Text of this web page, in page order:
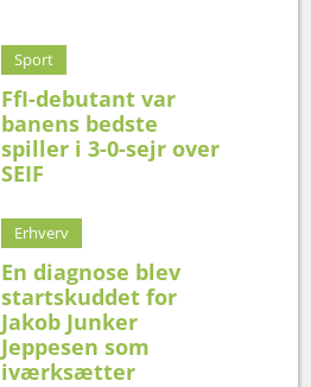
Sport
FfI-debutant var
banens bedste
spiller i 3-0-sejr over
SEIF
Erhverv
En diagnose blev
startskuddet for
Jakob Junker
Jeppesen som
iværksætter